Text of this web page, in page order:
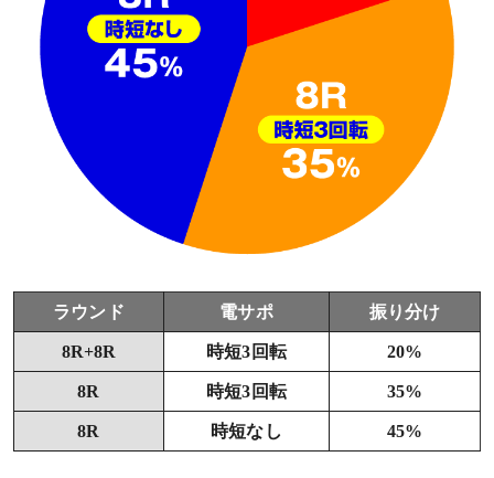
ラウンド 電サポ 振り分け
8R+8R 時短3回転 20%
8R 時短3回転 35%
8R 時短なし 45%